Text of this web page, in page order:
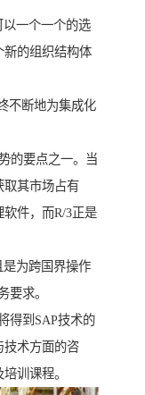
以一个一个的选
新的组织结构体
不断地为集成化
的要点之一。当
取其市场占有
件，而R/3正是
是为跨国界操作
要求。
得到SAP技术的
技术方面的咨
训课程。